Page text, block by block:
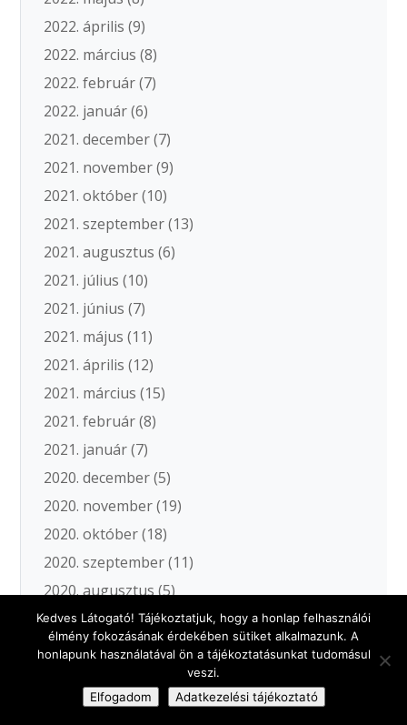
2022. április (9)
2022. március (8)
2022. február(7)
2022. január(6)
2021. december(7)
2021. november(9)
2021. október(10)
2021. szeptember(13)
2021. augusztus (6)
2021. július (10)
2021. június (7)
2021. május (11)
2021. április (12)
2021. március (15)
2021. február(8)
2021. január(7)
2020. december(5)
2020. november(19)
2020. október(18)
2020. szeptember(11)
2020. augusztus(5)
2020. július(3)
2020. június(11)
2020. április(2)
Kedves Látogató! Tájékoztatjuk, hogy a honlap felhasználói
élmény fokozásának érdekében sütiket alkalmazunk. A
honlapunk használatával ön a tájékoztatásunkat tudomásul
veszi.
Elfogadom
Adatkezelési tájékoztató